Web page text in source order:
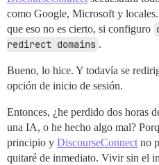
como Google, Microsoft y
que eso no es cierto, si configuro
redirect domains .
Bueno, lo hice. Y todavía se
opción de inicio de sesión.
Entonces, ¿he perdido dos horas
una IA, o he hecho algo mal?
principio y DiscourseConnect no
quitaré de inmediato. Vivir sin el